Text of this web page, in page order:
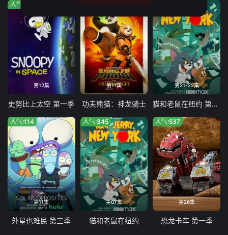
第12集
人气:353
史努比上太空 第一季
第11集
功夫熊猫：神龙骑士
第21-22集
猫和老鼠在纽约 第二季
第11集
人气:114
外星也难民 第三季
第07集
人气:345
猫和老鼠在纽约
第26集
人气:537
恐龙卡车 第一季